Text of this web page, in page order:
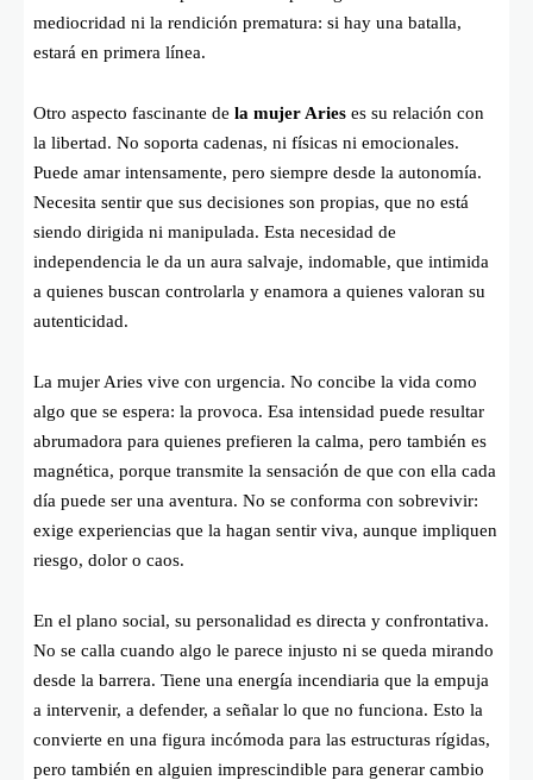
mediocridad ni la rendición prematura: si hay una batalla,
estará en primera línea.
Otro aspecto fascinante de la mujer Aries es su relación con
la libertad. No soporta cadenas, ni físicas ni emocionales.
Puede amar intensamente, pero siempre desde la autonomía.
Necesita sentir que sus decisiones son propias, que no está
siendo dirigida ni manipulada. Esta necesidad de
independencia le da un aura salvaje, indomable, que intimida
a quienes buscan controlarla y enamora a quienes valoran su
autenticidad.
La mujer Aries vive con urgencia. No concibe la vida como
algo que se espera: la provoca. Esa intensidad puede resultar
abrumadora para quienes prefieren la calma, pero también es
magnética, porque transmite la sensación de que con ella cada
día puede ser una aventura. No se conforma con sobrevivir:
exige experiencias que la hagan sentir viva, aunque impliquen
riesgo, dolor o caos.
En el plano social, su personalidad es directa y confrontativa.
No se calla cuando algo le parece injusto ni se queda mirando
desde la barrera. Tiene una energía incendiaria que la empuja
a intervenir, a defender, a señalar lo que no funciona. Esto la
convierte en una figura incómoda para las estructuras rígidas,
pero también en alguien imprescindible para generar cambio